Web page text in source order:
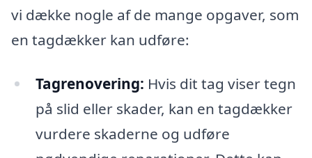
vi dække nogle af de mange opgaver, som
en tagdækker kan udføre:
Tagrenovering: Hvis dit tag viser tegn
på slid eller skader, kan en tagdækker
vurdere skaderne og udføre